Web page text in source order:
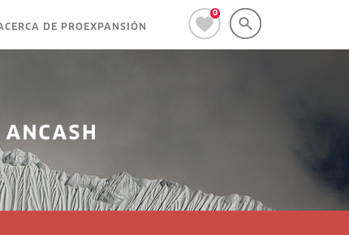
0
DE PROEXPANSIÓN